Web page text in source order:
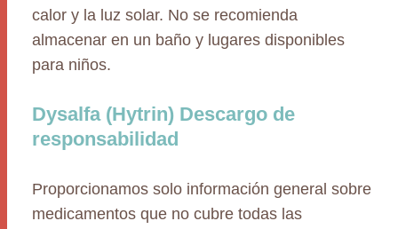
calor y la luz solar. No se recomienda
almacenar en un baño y lugares disponibles
para niños.
Dysalfa (Hytrin) Descargo de
responsabilidad
Proporcionamos solo información general sobre
medicamentos que no cubre todas las